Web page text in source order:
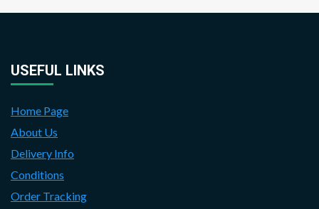
USEFUL LINKS
Home Page
About Us
Delivery Info
Conditions
Order Tracking